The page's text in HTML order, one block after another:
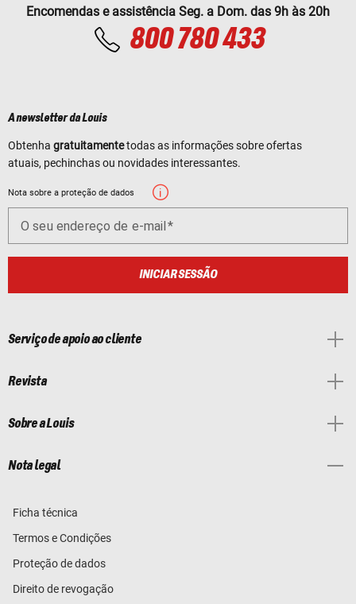
Encomendas e assistência Seg. a Dom. das 9h às 20h
800 780 433
A newsletter da Louis
Obtenha gratuitamentetodas as informações sobre ofertas
atuais, pechinchas ou novidades interessantes.
Nota sobre a proteção de dados
O seu endereço de e-mail
INICIAR SESSÃO
Serviço de apoio ao cliente
Revista
Sobre a Louis
Nota legal
Ficha técnica
Termos e Condições
Proteção de dados
Direito de revogação